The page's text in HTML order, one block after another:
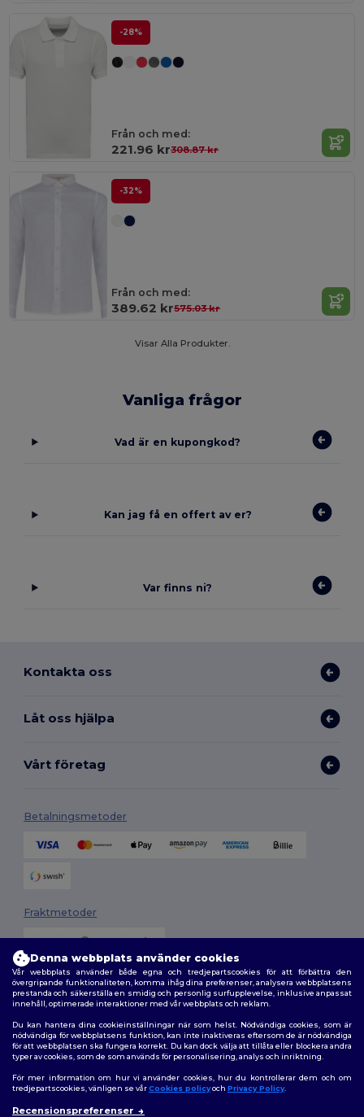
-28%
Från och med:
221.96 kr308.87 kr
-32%
Från och med:
389.62 kr575.03 kr
Visar Alla Produkter.
Vanliga frågor
Vad är en kupongkod?
Kan jag få en offert av er?
Var finns ni?
Kontakta oss
Låt oss hjälpa
Vårt företag
Betalningsmetoder
Fraktmetoder
2026. Alla rättigheter förbehållna
Allmänna Villkor|Anpassad policy
Följ oss
Denna webbplats använder cookies
Vår webbplats använder både egna och tredjepartscookies för att förbättra den
övergripande funktionaliteten, komma ihåg dina preferenser, analysera webbplatsens
prestanda och säkerställa en smidig och personlig surfupplevelse, inklusive anpassat
innehåll, optimerade interaktioner med vår webbplats och reklam.
Du kan hantera dina cookieinställningar när som helst. Nödvändiga cookies, som är
nödvändiga för webbplatsens funktion, kan inte inaktiveras eftersom de är nödvändiga
för att webbplatsen ska fungera korrekt. Du kan dock välja att tillåta eller blockera andra
typer av cookies, som de som används för personalisering, analys och inriktning.
För mer information om hur vi använder cookies, hur du kontrollerar dem och om
tredjepartscookies, vänligen se vårCookies policyoch Privacy Policy.
Recensionspreferenser